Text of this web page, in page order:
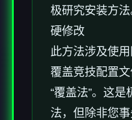
极研究安装方法
硬修改
此方法涉及使
覆盖竞技配置
“覆盖法”。这
法，但除非您